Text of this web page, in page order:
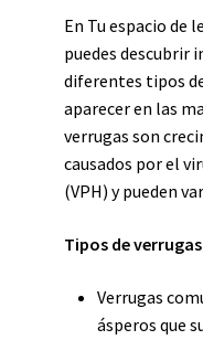
En Tu espacio de
puedes descubrir
diferentes tipos
aparecer en las
verrugas son
causados por el
(VPH) y pueden
Tipos de
Verrugas
ásperos que